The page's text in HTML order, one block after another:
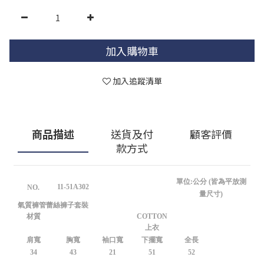
加入購物車
加入追蹤清單
商品描述
送貨及付
款方式
顧客評價
NO. 11-51A302
單位:公分 (皆為平放測
量尺寸)
氣質褲管蕾絲褲子套裝
材質
COTTON
上衣
肩寬
胸寬 袖口寬 下擺寬
全長
34
43 21 51
52